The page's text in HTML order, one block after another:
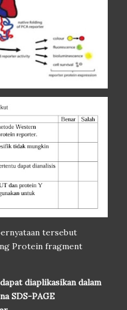
tersebut
Protein fragment
diaplikasikan dalam
SDS-PAGE